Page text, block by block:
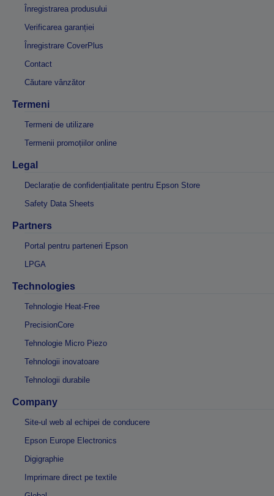
Înregistrarea produsului
Verificarea garanției
Înregistrare CoverPlus
Contact
Căutare vânzător
Termeni
Termeni de utilizare
Termenii promoțiilor online
Legal
Declarație de confidențialitate pentru Epson Store
Safety Data Sheets
Partners
Portal pentru parteneri Epson
LPGA
Technologies
Tehnologie Heat-Free
PrecisionCore
Tehnologie Micro Piezo
Tehnologii inovatoare
Tehnologii durabile
Company
Site-ul web al echipei de conducere
Epson Europe Electronics
Digigraphie
Imprimare direct pe textile